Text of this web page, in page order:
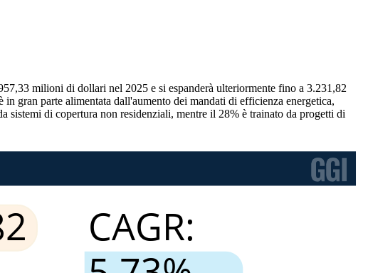
milioni di dollari nel 2025 e si espanderà ulteriormente fino a 3.231,82
gran parte alimentata dall'aumento dei mandati di efficienza energetica,
di copertura non residenziali, mentre il 28% è trainato da progetti di